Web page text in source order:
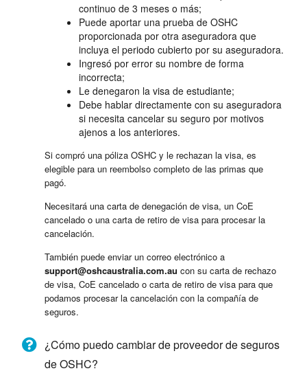
continuo de 3 meses o más;
Puede aportar una prueba de OSHC
proporcionada por otra aseguradora que
incluya el periodo cubierto por su aseguradora.
Ingresó por error su nombre de forma
incorrecta;
Le denegaron la visa de estudiante;
Debe hablar directamente con su aseguradora
si necesita cancelar su seguro por motivos
ajenos a los anteriores.
Si compró una póliza OSHC y le rechazan la visa, es
elegible para un reembolso completo de las primas que
pagó.
Necesitará una carta de denegación de visa, un CoE
cancelado o una carta de retiro de visa para procesar la
cancelación.
También puede enviar un correo electrónico a
support@oshcaustralia.com.au con su carta de rechazo
de visa, CoE cancelado o carta de retiro de visa para que
podamos procesar la cancelación con la compañía de
seguros.
¿Cómo puedo cambiar de proveedor de seguros
de OSHC?